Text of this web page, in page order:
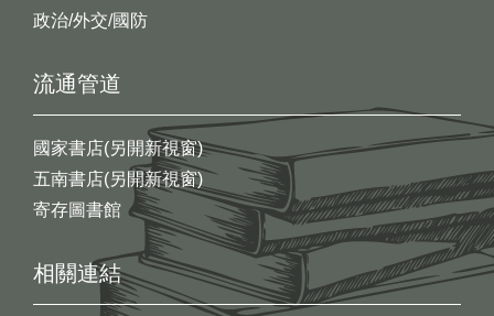
政治/外交/國防
流通管道
國家書店(另開新視窗)
五南書店(另開新視窗)
寄存圖書館
相關連結